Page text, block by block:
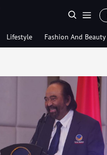
Lifestyle Fashion And Beauty